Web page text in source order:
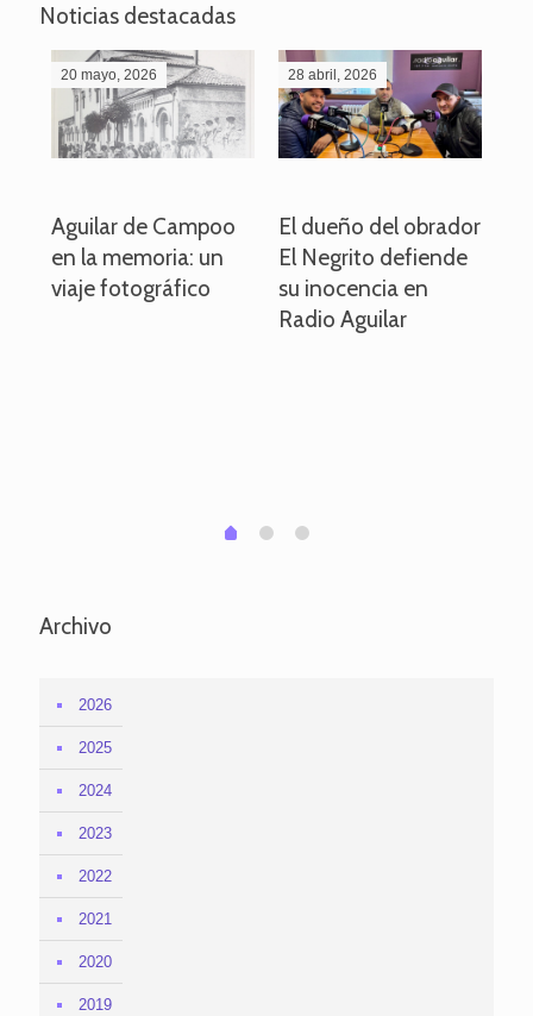
Noticias destacadas
20 mayo, 2026
Aguilar de Campoo
en la memoria: un
viaje fotográfico
28 abril, 2026
El dueño del obrador
El Negrito defiende
su inocencia en
Radio Aguilar
0 1 2
Archivo
2026
2025
2024
2023
2022
2021
2020
2019